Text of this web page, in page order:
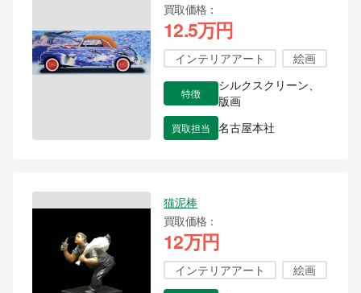
買取価格
12.5万円
インテリアアート 絵画
特徴
シルクスクリーン、
版画
買取担当 名古屋本社
猫泥棒
買取価格
12万円
インテリアアート 絵画